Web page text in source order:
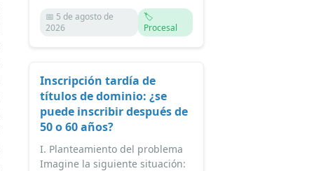
📅 5 de agosto de
2026
🏷️
Procesal
Inscripción tardía de
títulos de dominio: ¿se
puede inscribir después de
50 o 60 años?
I. Planteamiento del problema
Imagine la siguiente situación: